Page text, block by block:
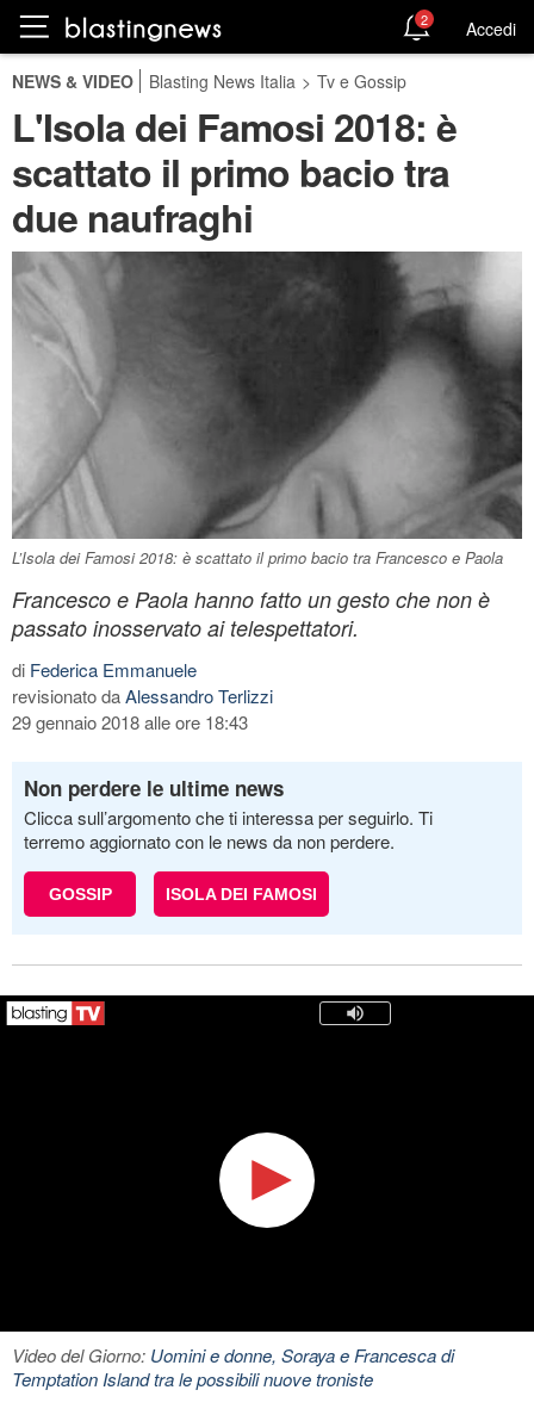
2 Accedi
NEWS & VIDEO Blasting News Italia > Tv e Gossip
L'Isola dei Famosi 2018: è
scattato il primo bacio tra
due naufraghi
L’Isola dei Famosi 2018: è scattato il primo bacio tra Francesco e Paola
Francesco e Paola hanno fatto un gesto che non è
passato inosservato ai telespettatori.
di Federica Emmanuele
revisionato daAlessandro Terlizzi
29 gennaio 2018 alle ore 18:43
Non perdere le ultime news
Clicca sull’argomento che ti interessa per seguirlo. Ti
terremo aggiornato con le news da non perdere.
GOSSIP ISOLA DEI FAMOSI
Video del Giorno: Uomini e donne, Soraya e Francesca di
Temptation Island tra le possibili nuove troniste